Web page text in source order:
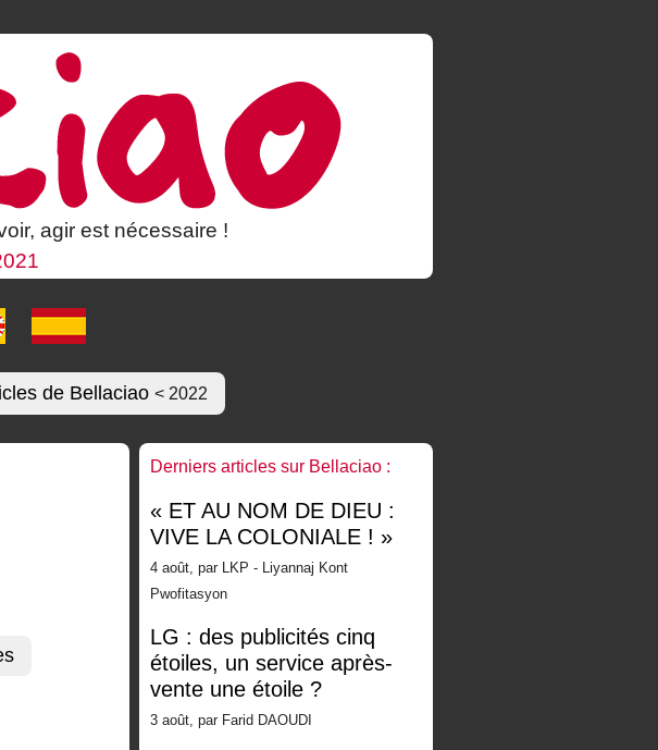
agir est nécessaire !
de Bellaciao < 2022
Derniers articles sur Bellaciao :
« ET AU NOM DE DIEU :
VIVE LA COLONIALE ! »
4 août, par LKP - Liyannaj Kont
Pwofitasyon
LG : des publicités cinq
étoiles, un service après-
vente une étoile ?
3 août, par Farid DAOUDI